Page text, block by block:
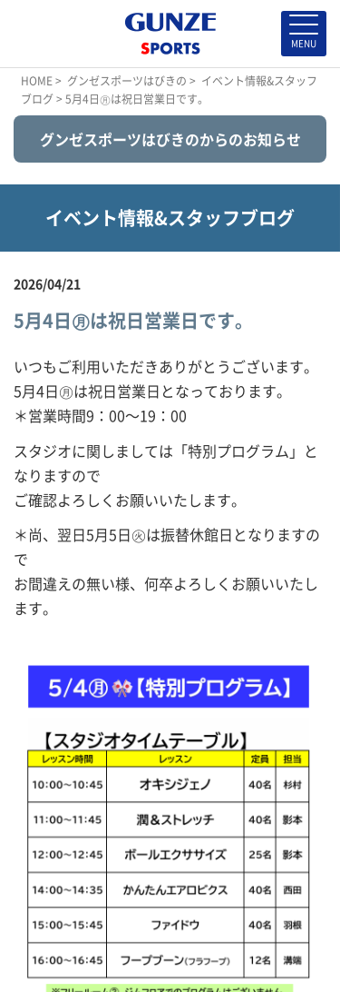
HOME> グンゼスポーツはびきの > イベント情報&スタッフ
ブログ> 5月4日㊊は祝日営業日です。
グンゼスポーツはびきのからのお知らせ
イベント情報&スタッフブログ
2026/04/21
5月4日㊊は祝日営業日です。
いつもご利用いただきありがとうございます。
5月4日㊊は祝日営業日となっております。
＊営業時間9：00～19：00
スタジオに関しましては「特別プログラム」と
なりますので
ご確認よろしくお願いいたします。
＊尚、翌日5月5日㊋は振替休館日となりますの
で
お間違えの無い様、何卒よろしくお願いいたし
ます。